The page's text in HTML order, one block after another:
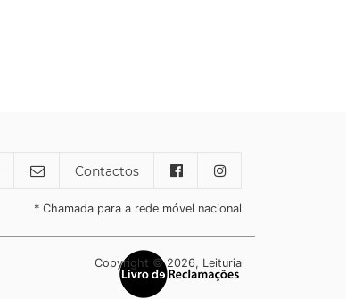
Contactos
* Chamada para a rede móvel nacional
Copyright © 2026, Leituria